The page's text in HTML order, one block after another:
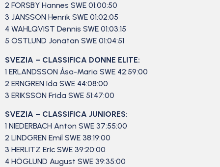
2 FORSBY Hannes SWE 01:00:50
3 JANSSON Henrik SWE 01:02:05
4 WAHLQVIST Dennis SWE 01:03:15
5 ÖSTLUND Jonatan SWE 01:04:51
SVEZIA – CLASSIFICA DONNE ELITE:
1 ERLANDSSON Åsa-Maria SWE 42:59:00
2 ERNGREN Ida SWE 44:08:00
3 ERIKSSON Frida SWE 51:47:00
SVEZIA – CLASSIFICA JUNIORES:
1 NIEDERBACH Anton SWE 37:55:00
2 LINDGREN Emil SWE 38:19:00
3 HERLITZ Eric SWE 39:20:00
4 HÖGLUND August SWE 39:35:00